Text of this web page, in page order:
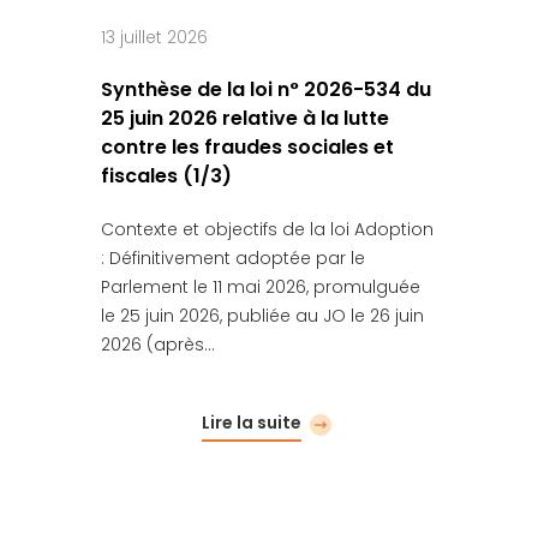
13 juillet 2026
Synthèse de la loi n° 2026-534 du
25 juin 2026 relative à la lutte
contre les fraudes sociales et
fiscales (1/3)
Contexte et objectifs de la loi Adoption
: Définitivement adoptée par le
Parlement le 11 mai 2026, promulguée
le 25 juin 2026, publiée au JO le 26 juin
2026 (après…
Lire la suite